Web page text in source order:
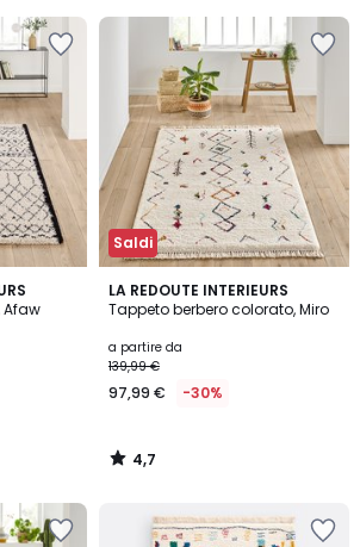
Afaw
Saldi
LA REDOUTE INTERIEURS
Tappeto berbero colorato, Miro
a partire da
139,99 €
97,99 € -30%
4,7
/ 5
4,7
/